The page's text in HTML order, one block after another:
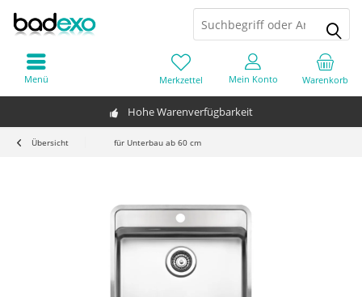
Hohe Warenverfügbarkeit
Warenkorb
Merkzettel Mein Konto
Menü
Übersicht für Unterbau ab 60 cm